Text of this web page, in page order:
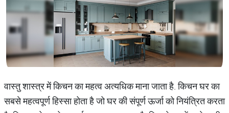
वास्तु शास्त्र में किचन का महत्व अत्यधिक माना जाता है. किचन घर का
सबसे महत्वपूर्ण हिस्सा होता है जो घर की संपूर्ण ऊर्जा को नियंत्रित करता